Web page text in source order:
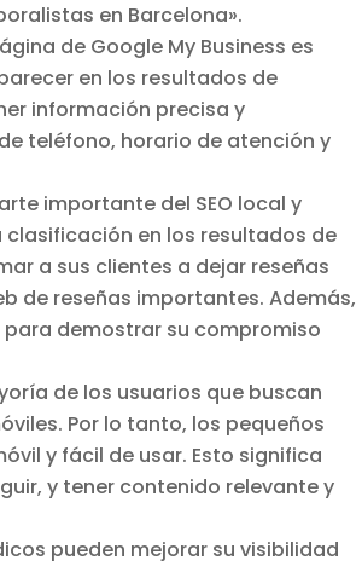
en Barcelona».
de Google My Business es
en los resultados de
información precisa y
teléfono, horario de atención y
importante del SEO local y
en los resultados de
a sus clientes a dejar reseñas
de reseñas importantes. Además,
demostrar su compromiso
de los usuarios que buscan
Por lo tanto, los pequeños
y fácil de usar. Esto significa
y tener contenido relevante y
pueden mejorar su visibilidad